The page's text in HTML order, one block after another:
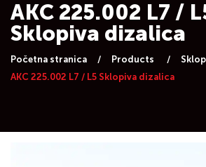
AKC 225.002 L7 /
Sklopiva dizalica
Početna stranica Products
AKC 225.002 L7 / L5 Sklopiva dizalica